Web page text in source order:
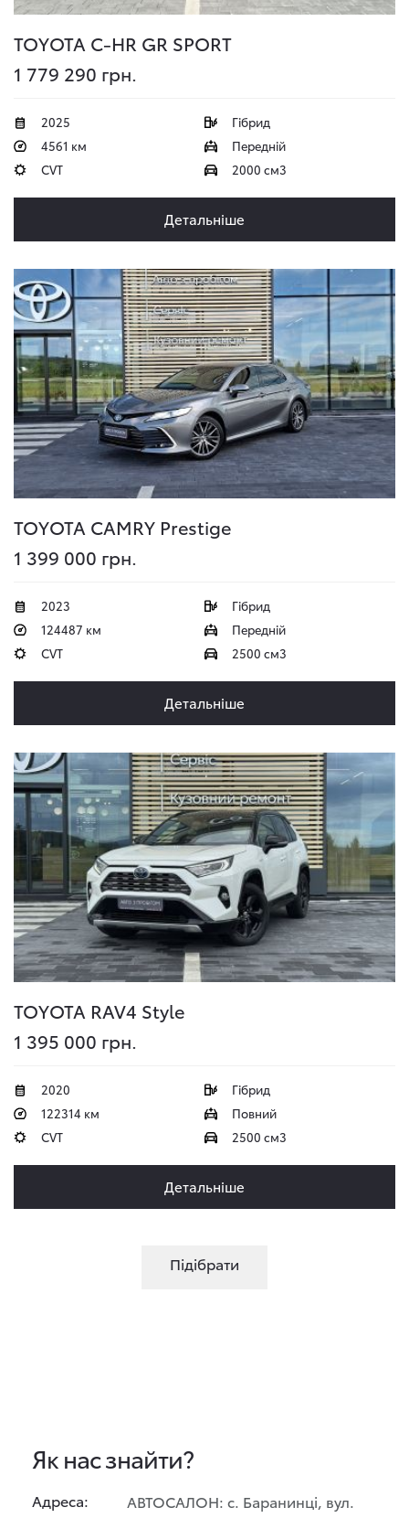
TOYOTA C-HR GR SPORT
1 779 290 грн.
2025
4561 км
CVT
Гібрид
Передній
2000 см3
Детальніше
TOYOTA CAMRY Prestige
1 399 000 грн.
2023
124487 км
CVT
Гібрид
Передній
2500 см3
Детальніше
TOYOTA RAV4 Style
1 395 000 грн.
2020
122314 км
CVT
Гібрид
Повний
2500 см3
Детальніше
Підібрати
Як нас знайти?
Адреса:
АВТОСАЛОН: с. Баранинці, вул.